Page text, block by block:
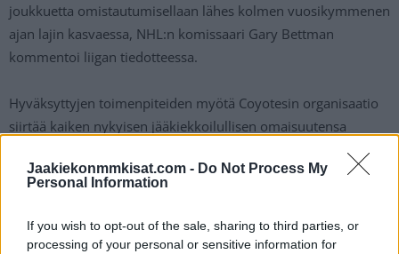
Jaakiekonmmkisat.com - Do Not Process My
Personal Information
If you wish to opt-out of the sale, sharing to third parties, or
processing of your personal or sensitive information for
joukkuetta omistautumisellaan lähes kolmen vuosikymmenen
ajan lajin kasvaessa, NHL:n komissaari Gary Bettman
kommentoi liigan tiedotteessa.
Hyväksyttyjen toimenpiteiden myötä Coyotesin organisaatio
siirtää kaiken nykyisen jääkiekkoilullisen omaisuutensa
Utahin seuralle. Tämä sisältää täyden reservin, pelaajiston,
varausvuorot ja muutkin jääkiekkotoiminnot.
– Olemme sitoutuneet rakentamaan Stanley Cupista
taistelevan joukkueen. Olemme innoissamme saadessamme